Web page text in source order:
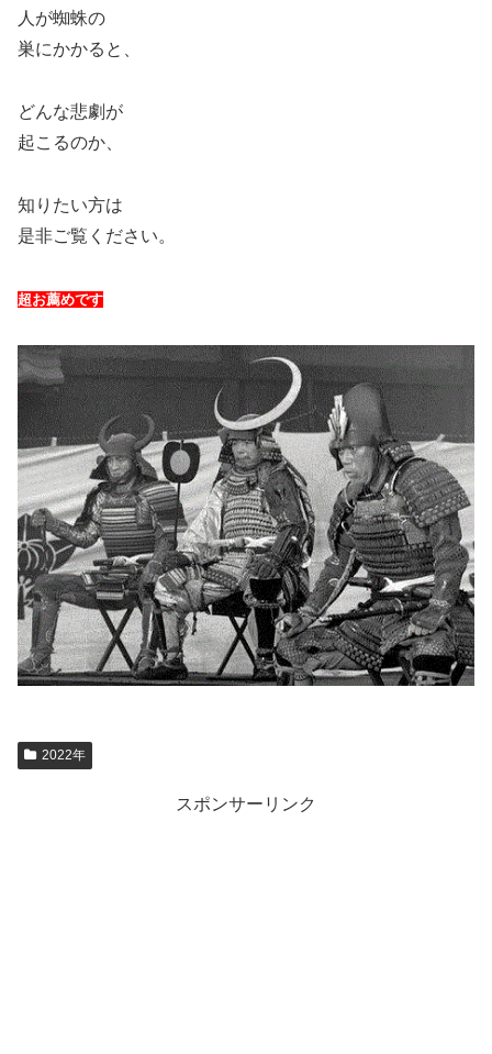
人が蜘蛛の
巣にかかると、
どんな悲劇が
起こるのか、
知りたい方は
是非ご覧ください。
超お薦めです
2022年
スポンサーリンク